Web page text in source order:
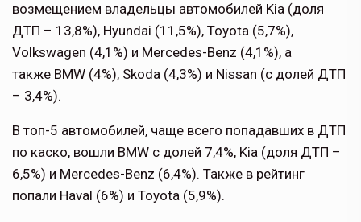
возмещением владельцы автомобилей Kia (доля
ДТП – 13,8%), Hyundai (11,5%), Toyota (5,7%),
Volkswagen (4,1%) и Mercedes-Benz (4,1%), а
также BMW (4%), Skoda (4,3%) и Nissan (с долей ДТП
– 3,4%).
В топ-5 автомобилей, чаще всего попадавших в ДТП
по каско, вошли BMW с долей 7,4%, Kia (доля ДТП –
6,5%) и Mercedes-Benz (6,4%). Также в рейтинг
попали Haval (6%) и Toyota (5,9%).